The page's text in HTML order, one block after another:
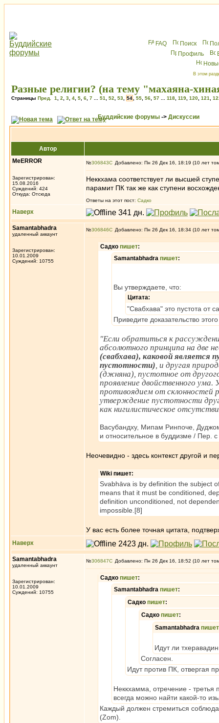
FAQ Поиск
Профиль
В этом
Разные религии? (на тему "махаяна-
Страницы Пред. 1 2 3 4 5 6 7 51 52 53 54 55 56 57 118 119 120 121
Буддийские форумы -> Дискуссии
Автор
MeERROR
Зарегистрирован:
15.08.2016
Суждений: 424
Откуда: Отсюда
№306843 Добавлено: Пн 26 Дек 16, 18:19 (10 лет
Неккхама соответствует ли высшей
парамит ПК так же как ступени
Ответы на этот пост: Садко
Наверх
Samantabhadra
удаленный аккаунт
Зарегистрирован:
10.01.2009
Суждений: 10755
№306846 Добавлено: Пн 26 Дек 16, 18:34 (10 лет
Садко пишет:
Samantabhadra пишет:
Вы утверждаете, что:
Цитата:
"Свабхава" это пустота от
Приведите доказательство
"Если обратиться к
абсолютного принципа на две
(свабхава), каковой является
пустотности), и другая
(джняна), пустотное от
проявление двойственного
противоядием от склонностей
утверждение пустотности
как нигилистическое
Васубандху, Мипам Ринпоче,
и относительное в буддизме / Пер.
Неочевидно - здесь контекст другой и
Wiki пишет:
Svabhāva is by definition the subject
means that it must be conditioned,
definition unconditioned, not
impossible.[8]
У вас есть более точная цитата,
Наверх
Samantabhadra
удаленный аккаунт
Зарегистрирован:
10.01.2009
Суждений: 10755
№306847 Добавлено: Пн 26 Дек 16, 18:52 (10 лет
Садко пишет:
Samantabhadra пишет:
Садко пишет:
Садко пишет:
Samantabhadra пишет
Идут ли
Согласен.
Идут против ПК, отвергая
Неккхамма, отречение - третья
всегда можно найти какой-то
Каждый должен стремиться
(Zom).